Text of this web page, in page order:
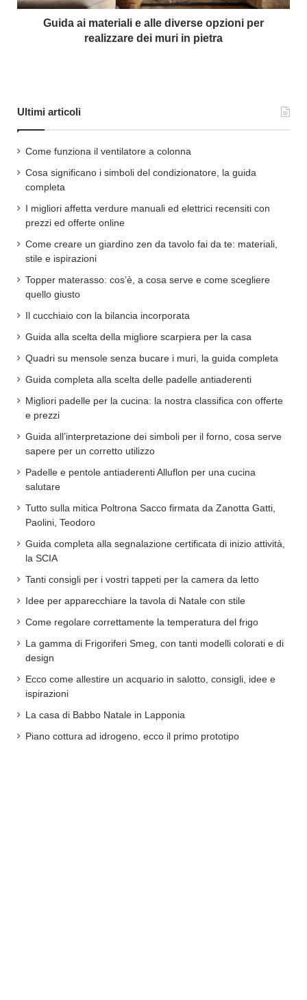
Guida ai materiali e alle diverse opzioni per
realizzare dei muri in pietra
Ultimi articoli
Come funziona il ventilatore a colonna
Cosa significano i simboli del condizionatore, la guida
completa
I migliori affetta verdure manuali ed elettrici recensiti con
prezzi ed offerte online
Come creare un giardino zen da tavolo fai da te: materiali,
stile e ispirazioni
Topper materasso: cos’è, a cosa serve e come scegliere
quello giusto
Il cucchiaio con la bilancia incorporata
Guida alla scelta della migliore scarpiera per la casa
Quadri su mensole senza bucare i muri, la guida completa
Guida completa alla scelta delle padelle antiaderenti
Migliori padelle per la cucina: la nostra classifica con offerte
e prezzi
Guida all’interpretazione dei simboli per il forno, cosa serve
sapere per un corretto utilizzo
Padelle e pentole antiaderenti Alluflon per una cucina
salutare
Tutto sulla mitica Poltrona Sacco firmata da Zanotta Gatti,
Paolini, Teodoro
Guida completa alla segnalazione certificata di inizio attività,
la SCIA
Tanti consigli per i vostri tappeti per la camera da letto
Idee per apparecchiare la tavola di Natale con stile
Come regolare correttamente la temperatura del frigo
La gamma di Frigoriferi Smeg, con tanti modelli colorati e di
design
Ecco come allestire un acquario in salotto, consigli, idee e
ispirazioni
La casa di Babbo Natale in Lapponia
Piano cottura ad idrogeno, ecco il primo prototipo